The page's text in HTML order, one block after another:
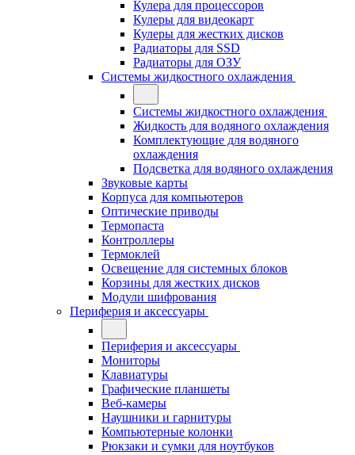
Кулера для процессоров
Кулеры для видеокарт
Кулеры для жестких дисков
Радиаторы для SSD
Радиаторы для ОЗУ
Системы жидкостного охлаждения
Системы жидкостного охлаждения
Жидкость для водяного охлаждения
Комплектующие для водяного
охлаждения
Подсветка для водяного охлаждения
Звуковые карты
Корпуса для компьютеров
Оптические приводы
Термопаста
Контроллеры
Термоклей
Освещение для системных блоков
Корзины для жестких дисков
Модули шифрования
Периферия и аксессуары
Периферия и аксессуары
Мониторы
Клавиатуры
Графические планшеты
Веб-камеры
Наушники и гарнитуры
Компьютерные колонки
Рюкзаки и сумки для ноутбуков